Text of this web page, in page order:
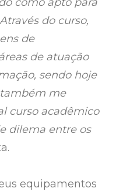
do curso,
de
de atuação
sendo hoje
me
curso acadêmico
dilema entre os
equipamentos